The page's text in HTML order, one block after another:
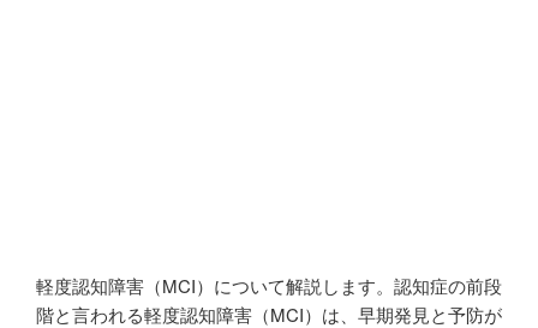
軽度認知障害（MCI）について解説します。認知症の前段
階と言われる軽度認知障害（MCI）は、早期発見と予防が